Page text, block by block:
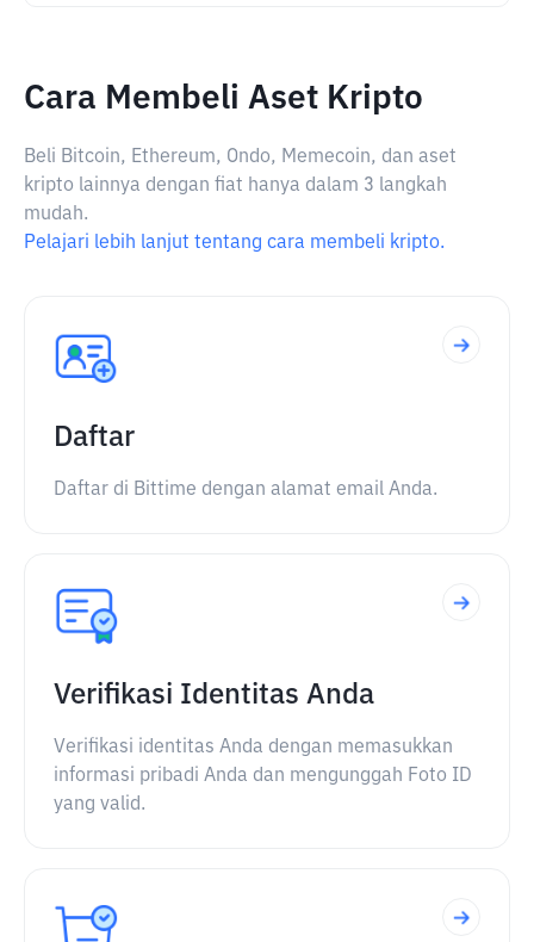
Cara Membeli Aset Kripto
Beli Bitcoin, Ethereum, Ondo, Memecoin, dan aset
kripto lainnya dengan fiat hanya dalam 3 langkah
mudah.
Pelajari lebih lanjut tentang cara membeli kripto.
Daftar
Daftar di Bittime dengan alamat email Anda.
Verifikasi Identitas Anda
Verifikasi identitas Anda dengan memasukkan
informasi pribadi Anda dan mengunggah Foto ID
yang valid.